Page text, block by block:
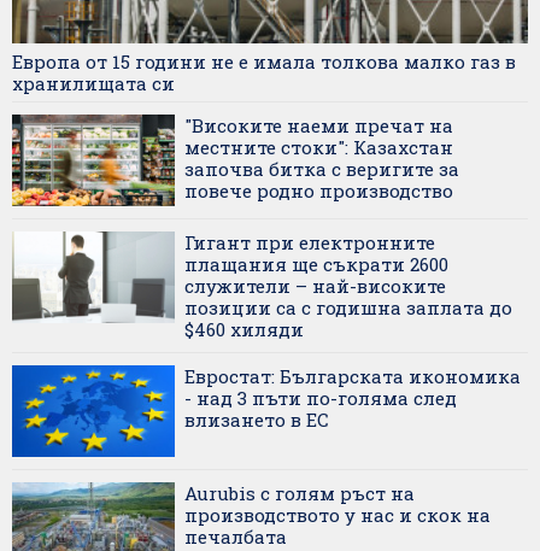
Европа от 15 години не е имала толкова малко газ в
хранилищата си
"Високите наеми пречат на
местните стоки": Казахстан
започва битка с веригите за
повече родно производство
Гигант при електронните
плащания ще съкрати 2600
служители – най-високите
позиции са с годишна заплата до
$460 хиляди
Евростат: Българската икономика
- над 3 пъти по-голяма след
влизането в ЕС
Aurubis с голям ръст на
производството у нас и скок на
печалбата